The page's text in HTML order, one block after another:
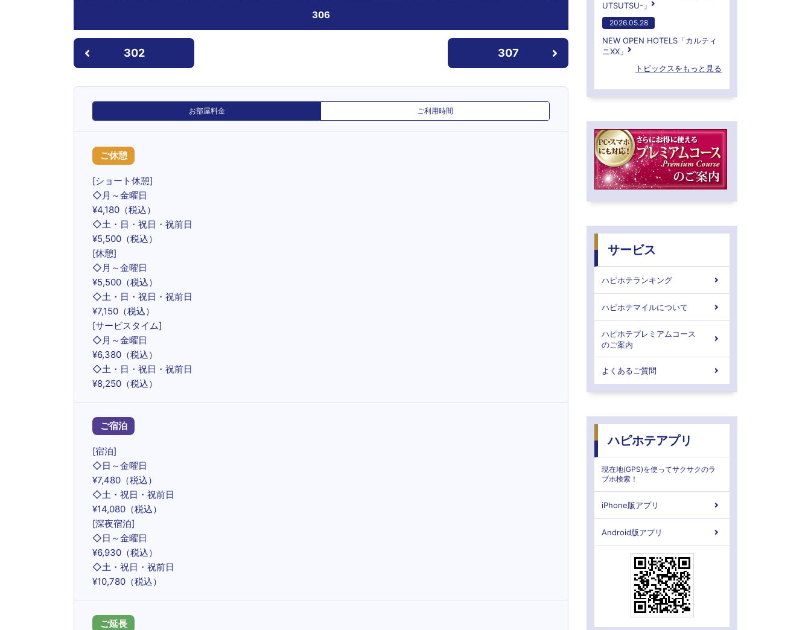
306
302 307
お部屋料金 ご利用時間
ご休憩
[ショート休憩]
◇月～金曜日
¥4,180（税込）
◇土・日・祝日・祝前日
¥5,500（税込）
[休憩]
◇月～金曜日
¥5,500（税込）
◇土・日・祝日・祝前日
¥7,150（税込）
[サービスタイム]
◇月～金曜日
¥6,380（税込）
◇土・日・祝日・祝前日
¥8,250（税込）
ご宿泊
[宿泊]
◇日～金曜日
¥7,480（税込）
◇土・祝日・祝前日
¥14,080（税込）
[深夜宿泊]
◇日～金曜日
¥6,930（税込）
◇土・祝日・祝前日
¥10,780（税込）
ご延長
UTSUTSU-」
2026.05.28
NEW OPEN HOTELS「カルティ
ニXX」
トピックスをもっと見る
サービス
ハピホテランキング
ハピホテマイルについて
ハピホテプレミアムコース
のご案内
よくあるご質問
ハピホテアプリ
現在地(GPS)を使ってサクサクのラ
ブホ検索！
iPhone版アプリ
Android版アプリ